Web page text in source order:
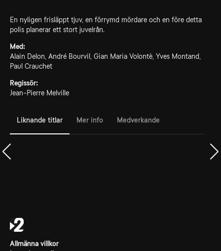
En nyligen frisläppt tjuv, en förrymd mördare och en före detta
polis planerar ett stort juvelrån.
Med:
Alain Delon, André Bourvil, Gian Maria Volontè, Yves Montand,
Paul Crauchet
Regissör:
Jean-Pierre Melville
Liknande titlar Mer info Medverkande
Allmänna villkor